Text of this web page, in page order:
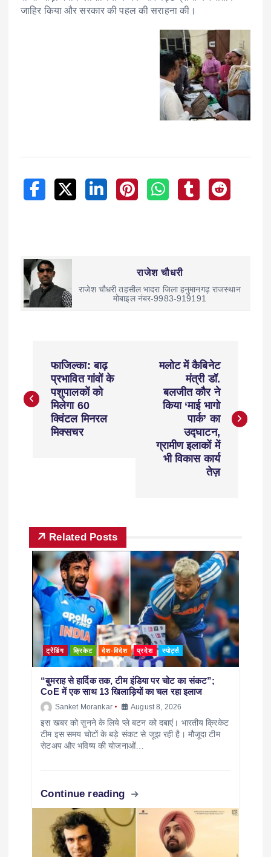
जाहिर किया और सरकार की पहल की सराहना की।
राजेश चौधरी
राजेश चौधरी तहसील भादरा जिला हनुमानगढ़ राजस्थान
मोबाइल नंबर-9983-919191
फाजिल्का: बाढ़
प्रभावित गांवों के
पशुपालकों को
मिलेगा 60
क्विंटल मिनरल
मिक्सचर
मलोट में कैबिनेट
मंत्री डॉ.
बलजीत कौर ने
किया ‘माई भागो
पार्क’ का
उद्घाटन,
ग्रामीण इलाकों में
भी विकास कार्य
तेज़
Related Posts
ट्रेंडिंग क्रिकेट देश-विदेश प्रदेश स्पोर्ट्स
“बुमराह से हार्दिक तक, टीम इंडिया पर चोट का संकट”;
CoE में एक साथ 13 खिलाड़ियों का चल रहा इलाज
Sanket Morankar August 8, 2026
इस खबर को सुनने के लिये प्ले बटन को दबाएं। भारतीय क्रिकेट
टीम इस समय चोटों के बड़े संकट से जूझ रही है। मौजूदा टीम
सेटअप और भविष्य की योजनाओं…
Continue reading